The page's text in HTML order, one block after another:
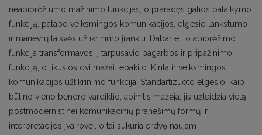
neapibrėžtumo mažinimo funkcijas, o praradęs galios palaikymo
funkciją, patapo veiksmingos komunikacijos, elgesio lankstumo
ir manevrų laisvės užtikrinimo įrankiu. Dabar elito apibrėžimo
funkcija transformavosi į tarpusavio pagarbos ir pripažinimo
funkciją, o likusios dvi mažai tepakito. Kinta ir veiksmingos
komunikacijos užtikrinimo funkcija. Standartizuoto elgesio, kaip
būtino vieno bendro vardiklio, apimtis mažėja, jis užleidžia vietą
postmodernistinei komunikacinių pranešimų formų ir
interpretacijos įvairovei, o tai sukuria erdvę naujam